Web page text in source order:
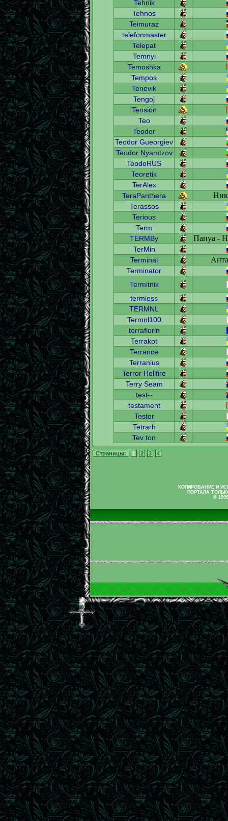
Tehnik
Tehnos
Teimuraz
telefonmaster
Telepat
Temnyi
Temoshka
Tempos
Tenevik
Tengoj
Tension
Teo
Teodor
Teodor Gueorgiev
Teodor Nyamtzov
TeodoRUS
Teoretik
TerAlex
TeraPanthera
Terassos
Terious
Term
TERMBy
Папуа -
TerMin
Terminal
Terminator
Termitnik
termless
TERMNL
Termnl100
terraflorin
Terrakot
Terrance
Terranius
Terror Hellfire
Terry Seam
test--
testament
Tester
Tetrarh
Tev ton
Страницы: 1 2 3 4
КОПИРОВАНИЕ И
ПОРТАЛА
©